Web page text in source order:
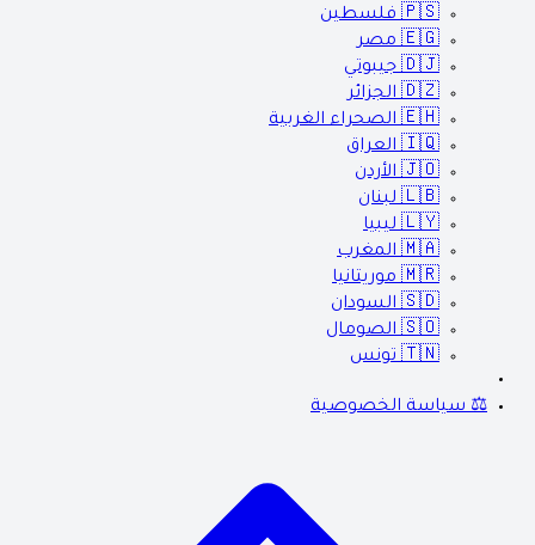
🇵🇸 فلسطين
🇪🇬 مصر
🇩🇯 جيبوتي
🇩🇿 الجزائر
🇪🇭 الصحراء الغربية
🇮🇶 العراق
🇯🇴 الأردن
🇱🇧 لبنان
🇱🇾 ليبيا
🇲🇦 المغرب
🇲🇷 موريتانيا
🇸🇩 السودان
🇸🇴 الصومال
🇹🇳 تونس
⚖️ سياسة الخصوصية